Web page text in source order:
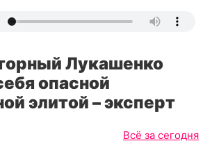
Лукашенко
опасной
элитой – эксперт
Всё за сегодня